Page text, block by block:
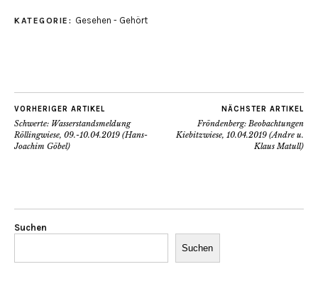
KATEGORIE: Gesehen - Gehört
VORHERIGER ARTIKEL
Schwerte: Wasserstandsmeldung
Röllingwiese, 09.-10.04.2019 (Hans-
Joachim Göbel)
NÄCHSTER ARTIKEL
Fröndenberg: Beobachtungen
Kiebitzwiese, 10.04.2019 (Andre u.
Klaus Matull)
Suchen
Suchen